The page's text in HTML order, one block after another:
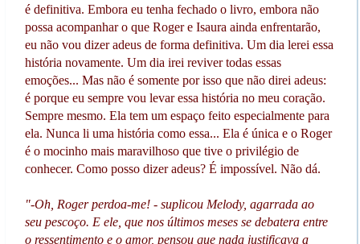
é definitiva. Embora eu tenha fechado o livro, embora não
possa acompanhar o que Roger e Isaura ainda enfrentarão,
eu não vou dizer adeus de forma definitiva. Um dia lerei essa
história novamente. Um dia irei reviver todas essas
emoções... Mas não é somente por isso que não direi adeus:
é porque eu sempre vou levar essa história no meu coração.
Sempre mesmo. Ela tem um espaço feito especialmente para
ela. Nunca li uma história como essa... Ela é única e o Roger
é o mocinho mais maravilhoso que tive o privilégio de
conhecer. Como posso dizer adeus? É impossível. Não dá.
"-Oh, Roger perdoa-me! - suplicou Melody, agarrada ao
seu pescoço. E ele, que nos últimos meses se debatera entre
o ressentimento e o amor, pensou que nada justificava a